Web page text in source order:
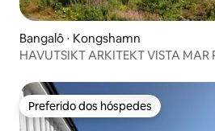
Bangalô ⋅ Kongshamn
HAVUTSIKT ARKITEKT VISTA MAR PROJETADO POR
Preferido dos hóspedes
Preferido dos hóspedes